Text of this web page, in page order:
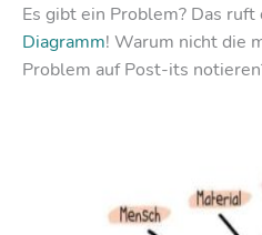
Es gibt ein Problem? Das ruft
Diagramm! Warum nicht die
Problem auf Post-its